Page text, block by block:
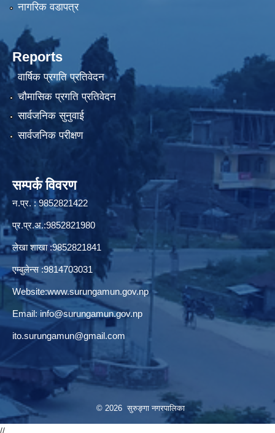
नागरिक वडापत्र
Reports
वार्षिक प्रगति प्रतिवेदन
चौमासिक प्रगति प्रतिवेदन
सार्वजनिक सुनुवाई
सार्वजनिक परीक्षण
सम्पर्क विवरण
न.प्र. : 9852821422
प्र.प्र.अ.:9852821980
लेखा शाखा :9852821841
एम्बुलेन्स :9814703031
Website:www.surungamun.gov.np
Email: info@surungamun.gov.np
ito.surungamun@gmail.com
© 2026 सुरुङ्‍गा नगरपालिका
//